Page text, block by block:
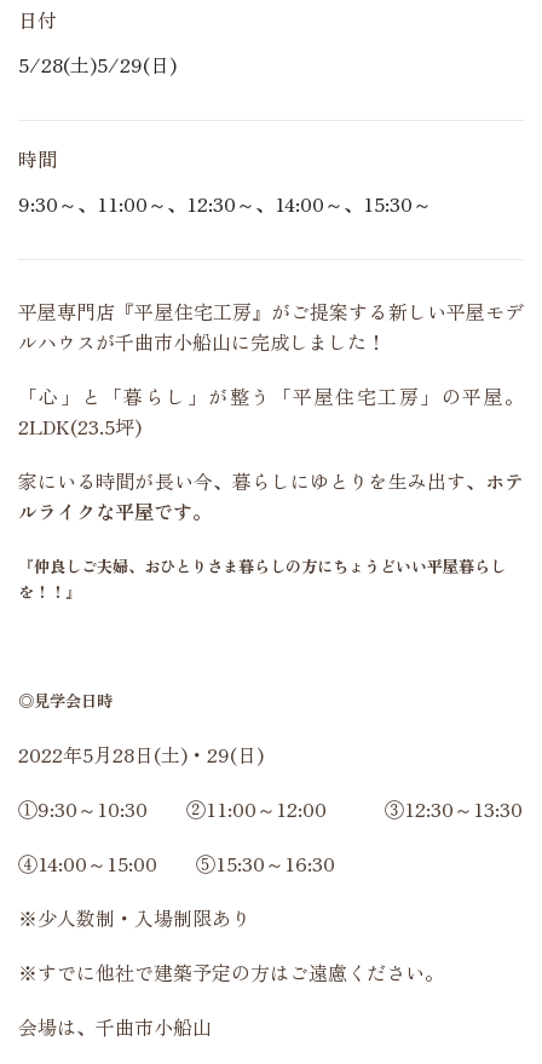
日付
5/28(土)5/29(日)
時間
9:30～、11:00～、12:30～、14:00～、15:30～
平屋専門店『平屋住宅工房』がご提案する新しい平屋モデ
ルハウスが千曲市小船山に完成しました！
「心」と「暮らし」が整う「平屋住宅工房」の平屋。
2LDK(23.5坪)
家にいる時間が長い今、暮らしにゆとりを生み出す、 ホテ
ルライクな平屋です。
『仲良しご夫婦、おひとりさま暮らしの方にちょうどいい平屋暮らし
を！！』
◎見学会日時
2022年5月28日(土)・29(日)
①9:30～10:30 ②11:00～12:00 ③12:30～13:30
④14:00～15:00 ⑤15:30～16:30
※少人数制・入場制限あり
※すでに他社で建築予定の方はご遠慮ください。
会場は、千曲市小船山